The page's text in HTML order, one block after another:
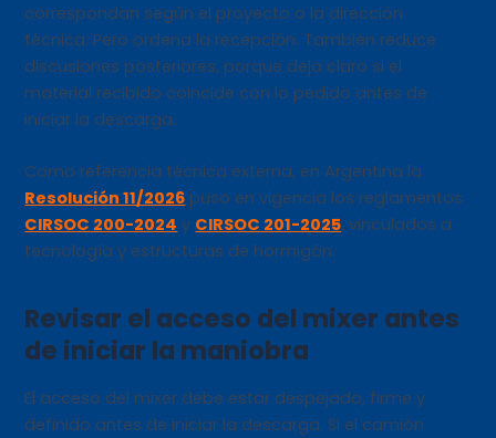
correspondan según el proyecto o la dirección
técnica. Pero ordena la recepción. También reduce
discusiones posteriores, porque deja claro si el
material recibido coincide con lo pedido antes de
iniciar la descarga.
Como referencia técnica externa, en Argentina la
Resolución 11/2026 puso en vigencia los reglamentos
CIRSOC 200-2024 y CIRSOC 201-2025, vinculados a
tecnología y estructuras de hormigón.
Revisar el acceso del mixer antes
de iniciar la maniobra
El acceso del mixer debe estar despejado, firme y
definido antes de iniciar la descarga. Si el camión